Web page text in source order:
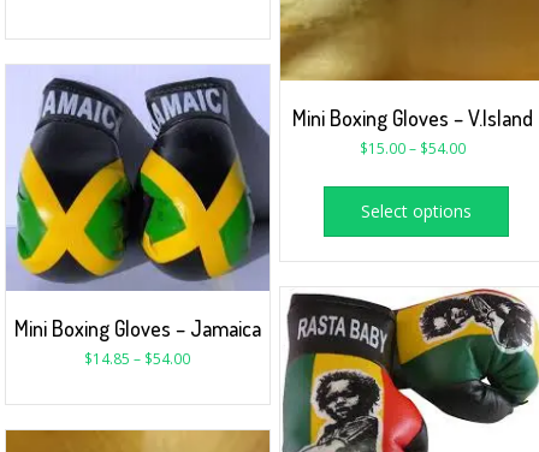
Mini Boxing Gloves – V.Island
$15.00– $54.00
Select options
Mini Boxing Gloves – Jamaica
$14.85 – $54.00